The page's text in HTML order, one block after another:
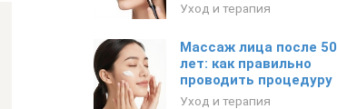
Уход и терапия
Массаж лица после 50
лет: как правильно
проводить процедуру
Уход и терапия